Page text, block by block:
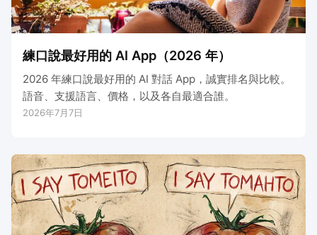
練口說最好用的 AI App（2026 年）
2026 年練口說最好用的 AI 對話 App，誠實排名與比較。
語音、支援語言、價格，以及各自最適合誰。
2026年7月7日